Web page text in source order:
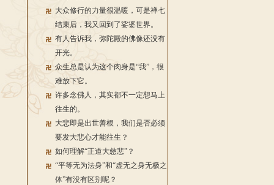
大众修行的力量很温暖，可是禅七
结束后，我又回到了娑婆世界。
有人告诉我，弥陀殿的佛像还没有
开光。
众生总是认为这个肉身是“我”，很
难放下它。
许多念佛人，其实都不一定想马上
往生的。
大悲即是出世善根，我们是否必须
要发大悲心才能往生？
如何理解“正道大慈悲”？
“平等无为法身”和“虚无之身无极之
体”有没有区别呢？